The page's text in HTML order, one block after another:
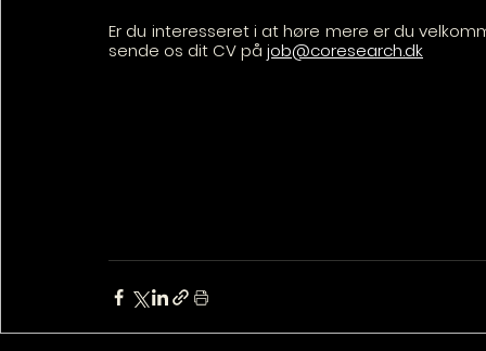
Er du interesseret i at høre mere er du
sende os dit CV på job@coresearch.dk